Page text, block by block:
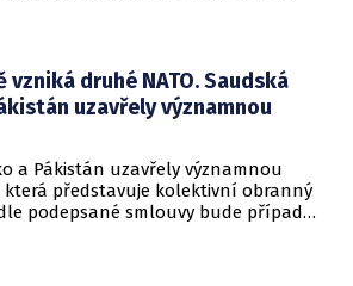
vzniká druhé NATO. Saudská
uzavřely významnou
a Pákistán uzavřely významnou
představuje kolektivní obranný
podepsané smlouvy bude případný